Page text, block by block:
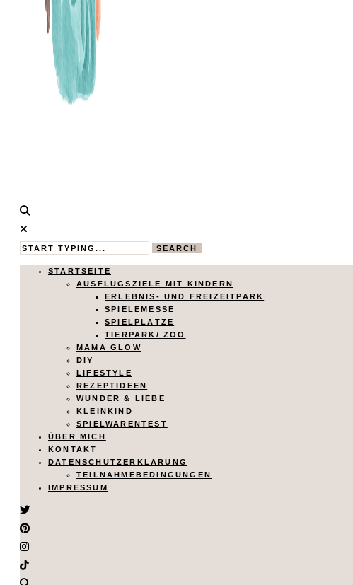
Calistas
Traum
MAMABLOG
SEARCH
STARTSEITE
AUSFLUGSZIELE MIT KINDERN
ERLEBNIS- UND FREIZEITPARK
SPIELEMESSE
SPIELPLÄTZE
TIERPARK/ ZOO
MAMA GLOW
DIY
LIFESTYLE
REZEPTIDEEN
WUNDER & LIEBE
KLEINKIND
SPIELWARENTEST
ÜBER MICH
KONTAKT
DATENSCHUTZERKLÄRUNG
TEILNAHMEBEDINGUNGEN
IMPRESSUM